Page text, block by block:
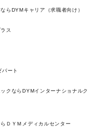
らDYMキャリア（求職者向け）
ス
ート
クならDYMインターナショナルク
ＤＹＭメディカルセンター